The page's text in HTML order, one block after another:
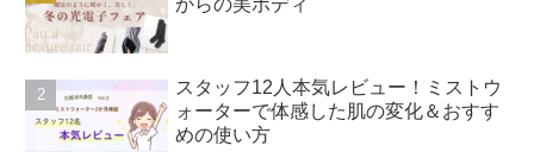
からの美ボディ
スタッフ12人本気レビュー！ミストウ
ォーターで体感した肌の変化＆おすす
めの使い方